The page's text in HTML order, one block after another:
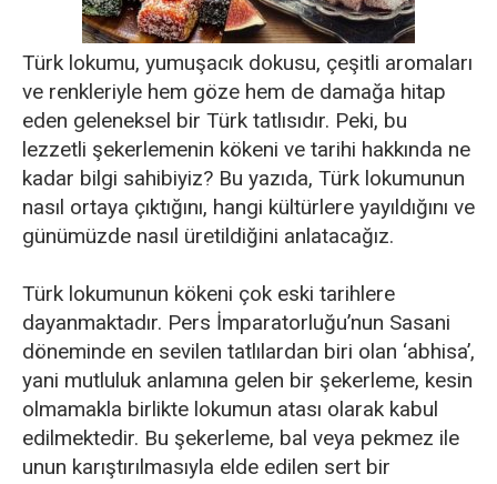
Türk lokumu, yumuşacık dokusu, çeşitli aromaları
ve renkleriyle hem göze hem de damağa hitap
eden geleneksel bir Türk tatlısıdır. Peki, bu
lezzetli şekerlemenin kökeni ve tarihi hakkında ne
kadar bilgi sahibiyiz? Bu yazıda, Türk lokumunun
nasıl ortaya çıktığını, hangi kültürlere yayıldığını ve
günümüzde nasıl üretildiğini anlatacağız.
Türk lokumunun kökeni çok eski tarihlere
dayanmaktadır. Pers İmparatorluğu’nun Sasani
döneminde en sevilen tatlılardan biri olan ‘abhisa’,
yani mutluluk anlamına gelen bir şekerleme, kesin
olmamakla birlikte lokumun atası olarak kabul
edilmektedir. Bu şekerleme, bal veya pekmez ile
unun karıştırılmasıyla elde edilen sert bir